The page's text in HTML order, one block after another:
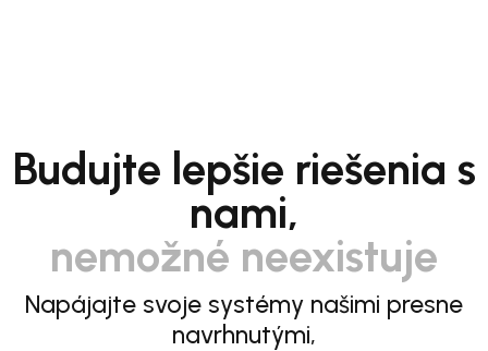
Budujte lepšie riešenia s
nami,
nemožné neexistuje
Napájajte svoje systémy našimi presne
navrhnutými,